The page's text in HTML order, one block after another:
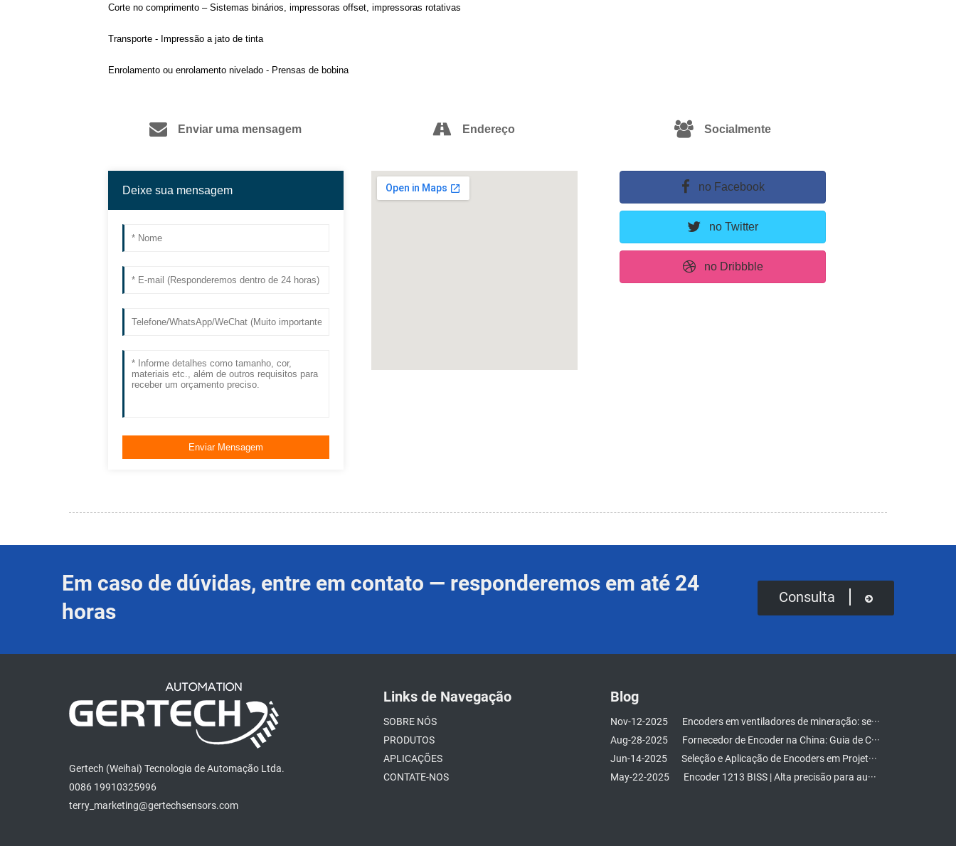
Corte no comprimento – Sistemas binários, impressoras offset, impressoras rotativas
Transporte - Impressão a jato de tinta
Enrolamento ou enrolamento nivelado - Prensas de bobina
Enviar uma mensagem Endereço Socialmente
no Facebook
no Twitter
no Dribbble
Em caso de dúvidas, entre em contato — responderemos em até 24
horas
Consulta
Gertech (Weihai) Tecnologia de Automação Ltda.
0086 19910325996
terry_marketing@gertechsensors.com
Links de Navegação
SOBRE NÓS
PRODUTOS
APLICAÇÕES
CONTATE-NOS
Blog
Nov-12-2025
Encoders em ventiladores de mineração: se···
Aug-28-2025
Fornecedor de Encoder na China: Guia de C···
Jun-14-2025
Seleção e Aplicação de Encoders em Projet···
May-22-2025
Encoder 1213 BISS | Alta precisão para au···